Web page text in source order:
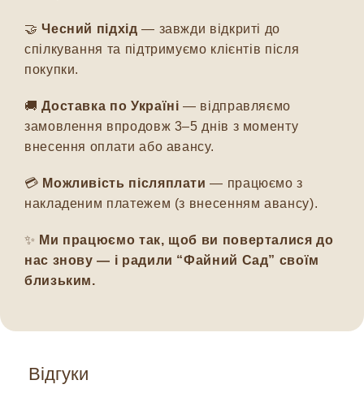
Відгуки
🤝Чесний підхід — завжди відкриті до
спілкування та підтримуємо клієнтів після
покупки.
🚚Доставка по Україні — відправляємо
замовлення впродовж 3–5 днів з моменту
внесення оплати або авансу.
💳 Можливість післяплати — працюємо з
накладеним платежем (з внесенням авансу).
✨ Ми працюємо так, щоб ви поверталися до
нас знову — і радили “Файний Сад” своїм
близьким.